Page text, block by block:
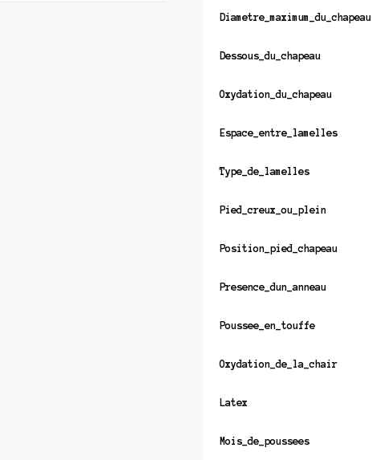
Diametre_maximum_du_chapeau
Dessous_du_chapeau
Oxydation_du_chapeau
Espace_entre_lamelles
Type_de_lamelles
Pied_creux_ou_plein
Position_pied_chapeau
Presence_dun_anneau
Poussee_en_touffe
Oxydation_de_la_chair
Latex
Mois_de_poussees